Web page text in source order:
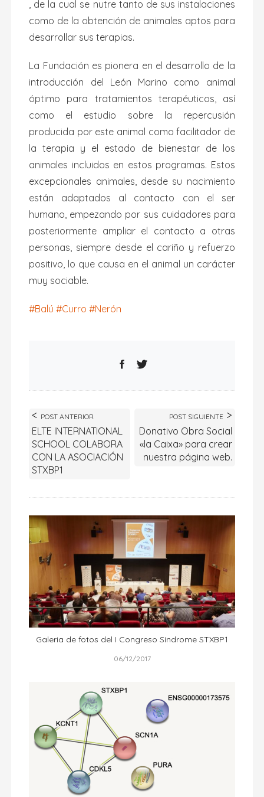
, de la cual se nutre tanto de sus instalaciones
como de la obtención de animales aptos para
desarrollar sus terapias.
La Fundación es pionera en el desarrollo de la
introducción del León Marino como animal
óptimo para tratamientos terapéuticos, así
como el estudio sobre la repercusión
producida por este animal como facilitador de
la terapia y el estado de bienestar de los
animales incluidos en estos programas. Estos
excepcionales animales, desde su nacimiento
están adaptados al contacto con el ser
humano, empezando por sus cuidadores para
posteriormente ampliar el contacto a otras
personas, siempre desde el cariño y refuerzo
positivo, lo que causa en el animal un carácter
muy sociable.
#Balú #Curro #Nerón
POST ANTERIOR
ELTE INTERNATIONAL
SCHOOL COLABORA
CON LA ASOCIACIÓN
STXBP1
POST SIGUIENTE
Donativo Obra Social
«la Caixa» para crear
nuestra página web.
Galeria de fotos del I Congreso Síndrome STXBP1
06/12/2017